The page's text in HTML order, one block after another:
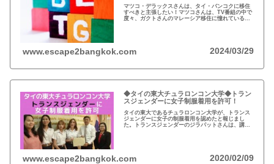
マツコ・デラックスさんは、タイ・バンコクに移住
すべきと主張したい！マツコさんは、TV番組の中で
度々、ガクトさんのマレーシア移住に憧れている
www.escape2bangkok.com 2024/03/29
◆タイの東大チュラロンコン大学◆トラン
スジェンダーに女子制服着用を許可！
タイの東大であるチュラロンコン大学が、トランス
ジェンダーに女子の制服着用を認めたと報じまし
た。トランスジェンダーのジラパットさんは、講師
www.escape2bangkok.com 2020/02/09